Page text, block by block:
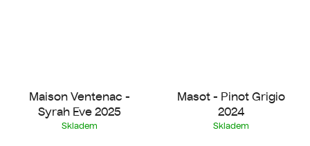
Maison Ventenac -
Syrah Eve 2025
Skladem
Masot - Pinot Grigio
2024
Skladem